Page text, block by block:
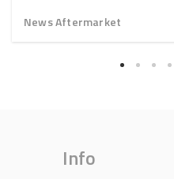
News Aftermarket
Info